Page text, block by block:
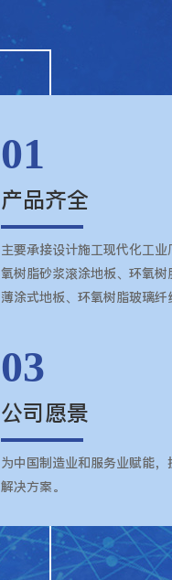
01
产品齐全
主要承接设计施工现代化工
氧树脂砂浆滚涂地板、环氧
薄涂式地板、环氧树脂玻璃纤
03
公司愿景
为中国制造业和服务业赋能
解决方案。